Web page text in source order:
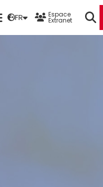
FR Espace
Extranet